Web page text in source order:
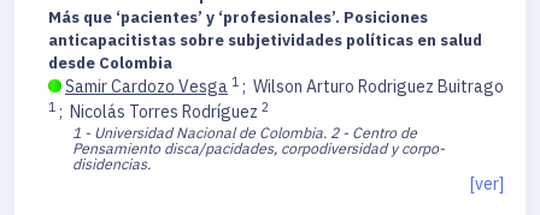
Más que ‘pacientes’ y ‘profesionales’. Posiciones
anticapacitistas sobre subjetividades políticas en salud
desde Colombia
Samir Cardozo Vesga 1 ; Wilson Arturo Rodriguez Buitrago
1 ; Nicolás Torres Rodríguez 2
1 - Universidad Nacional de Colombia. 2 - Centro de
Pensamiento disca/pacidades, corpodiversidad y corpo-
disidencias.
[ver]